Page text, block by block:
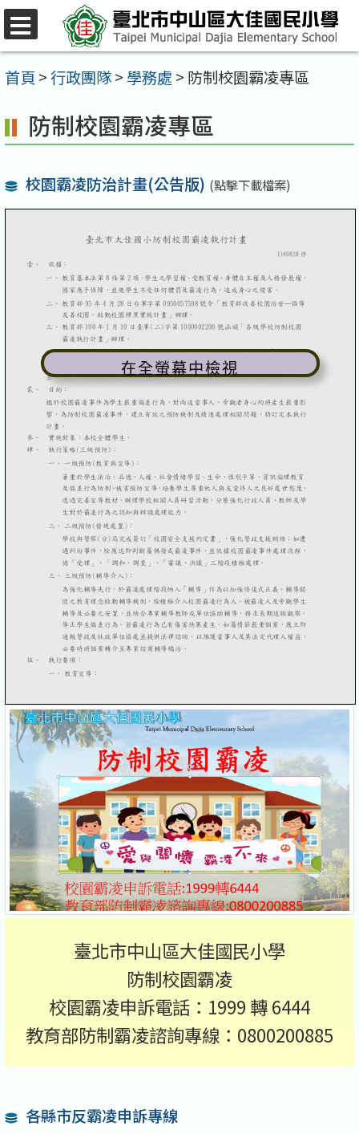
跳
至
主
內
容
區
首頁 >行政團隊> 學務處 > 防制校園霸凌專區
防制校園霸凌專區
校園霸凌防治計畫(公告版) (點擊下載檔案)
在全螢幕中檢視
臺北市中山區大佳國民小學
防制校園霸凌
校園霸凌申訴電話：1999 轉 6444
教育部防制霸凌諮詢專線：0800200885
各縣市反霸凌申訴專線
選
單